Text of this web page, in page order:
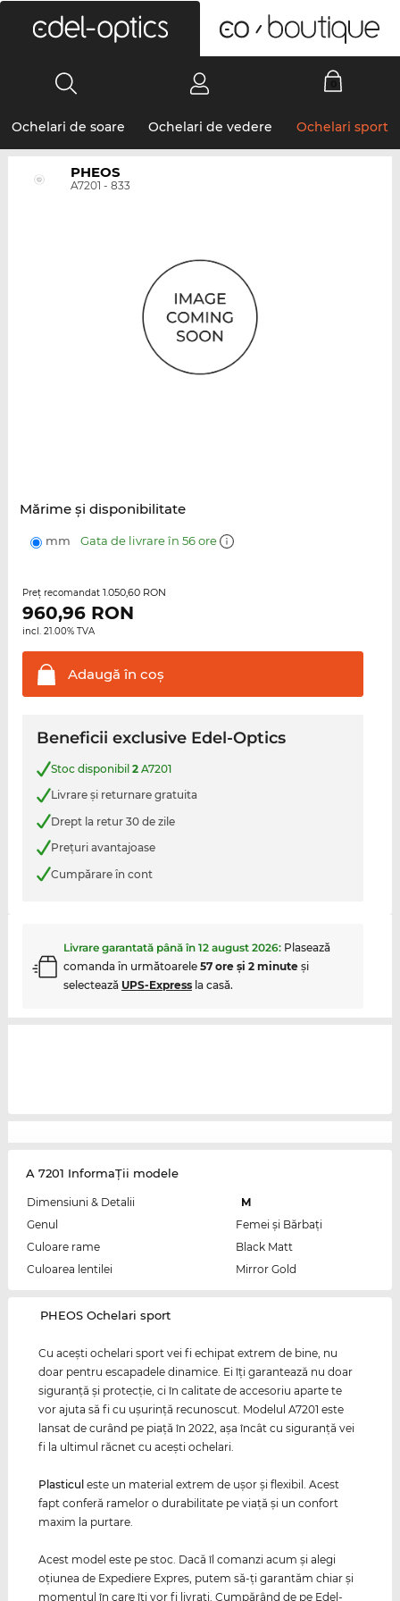
Ochelari de soare Ochelari de vedere Ochelari sport
PHEOS
A7201 - 833
Mărime şi disponibilitate
mm Gata de livrare în 56 ore
Preţ recomandat 1.050,60 RON
960,96RON
incl. 21.00% TVA
Adaugă în coş
Beneficii exclusive Edel-Optics
Stoc disponibil 2A7201
Livrare şi returnare gratuita
Drept la retur 30 de zile
Preţuri avantajoase
Cumpărare în cont
Livrare garantată până în 12 august 2026: Plasează
comanda în următoarele 57 ore şi 2 minuteşi
selectează UPS-Expressla casă.
A 7201 InformaŢii modele
Dimensiuni & Detalii
M
Genul
Femei şi Bărbaţi
Culoare rame
Black Matt
Culoarea lentilei
Mirror Gold
‌PHEOS Ochelari sport
Cu aceşti ochelari sport vei fi echipat extrem de bine, nu
doar pentru escapadele dinamice. Ei îţi garantează nu doar
siguranţă şi protecţie, ci în calitate de accesoriu aparte te
vor ajuta să fi cu uşurinţă recunoscut. Modelul A7201 este
lansat de curând pe piaţă în 2022, aşa încât cu siguranţă vei
fi la ultimul răcnet cu aceşti ochelari.
Plasticul este un material extrem de uşor şi flexibil. Acest
fapt conferă ramelor o durabilitate pe viaţă şi un confort
maxim la purtare.
Acest model este pe stoc. Dacă îl comanzi acum şi alegi
oţiunea de Expediere Expres, putem să-ţi garantăm chiar şi
momentul în care îţi vor fi livraţi. Cumpărând de pe Edel-